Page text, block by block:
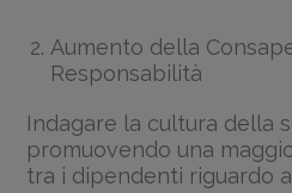
Aumento della
Responsabilità
Indagare la cultura della
promuovendo una
tra i dipendenti riguardo